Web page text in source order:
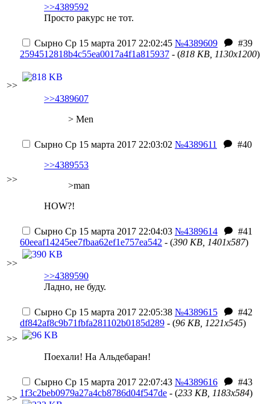
>>4389592
Просто ракурс не тот.
>>
Сырно Ср 15 марта 2017 22:02:45 №4389609
#39
2594512818b4c55ea0017a4f1a815937 - (818 KB, 1130x1200)
>>4389607
> Men
>>
Сырно Ср 15 марта 2017 22:03:02 №4389611
#40
>>4389553
>man
HOW?!
>>
Сырно Ср 15 марта 2017 22:04:03 №4389614
#41
60eeaf14245ee7fbaa62ef1e757ea542 - (390 KB, 1401x587)
>>4389590
Ладно, не буду.
>>
Сырно Ср 15 марта 2017 22:05:38 №4389615
#42
df842af8c9b71fbfa281102b0185d289 - (96 KB, 1221x545)
Поехали! На Альдебаран!
>>
Сырно Ср 15 марта 2017 22:07:43 №4389616
#43
1f3c2beb0979a27a4cb8786d04f547de - (233 KB, 1183x584)